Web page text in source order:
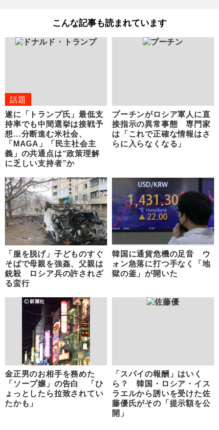
こんな記事も読まれています
話題
遂に「トランプ氏」最低支
持率でも中間選挙は接戦予
想…分断進む米社会、
「MAGA」「民主社会主
義」の共通点は“政策理解
に乏しい支持者”か
プーチンがロシア軍人に直
接指示の異常事態 専門家
は「これで正確な情報はさ
らに入らなくなる」
「服を脱げ」子どものすぐ
そばで母親を強姦、父親は
銃殺 ロシア兵の許されざ
る蛮行
韓国に通貨危機の足音 ウ
ォン急落に打つ手なく「地
獄の釜」が開いた
金正男のお相手を務めた
「ソープ嬢」の告白 「ひ
ょっとしたら拉致されてい
たかも」
「スパイの報酬」はいく
ら？ 韓国・ロシア・イス
ラエルから誘いを受けた佐
藤優氏がその「提示額を公
開」